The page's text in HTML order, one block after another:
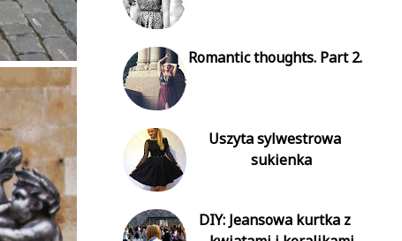
Romantic thoughts. Part 2.
Uszyta sylwestrowa
sukienka
DIY: Jeansowa kurtka z